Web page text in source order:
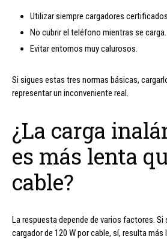
Utilizar siempre cargadores
No cubrir el teléfono mientras se carga.
Evitar entornos muy calurosos.
Si sigues estas tres normas básicas,
representar un inconveniente real.
¿La carga
es más lenta
cable?
La respuesta depende de varios factores. Si
cargador de 120 W por cable, sí, resulta más